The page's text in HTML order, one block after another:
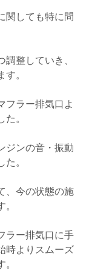
関しても特に問
整していき、
。
フラー排気口よ
。
ジンの音・振動
。
、今の状態の施
ラー排気口に手
時よりスムーズ